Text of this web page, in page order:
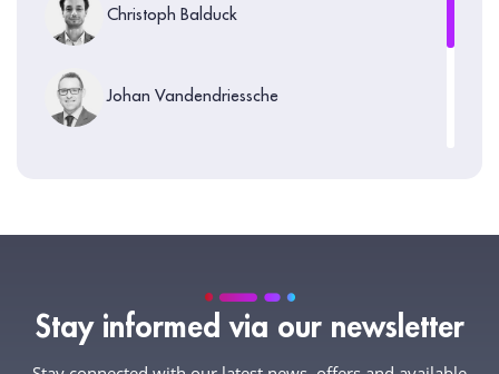
Christoph Balduck
Johan Vandendriessche
Peter Berghmans
Stay informed via our newsletter